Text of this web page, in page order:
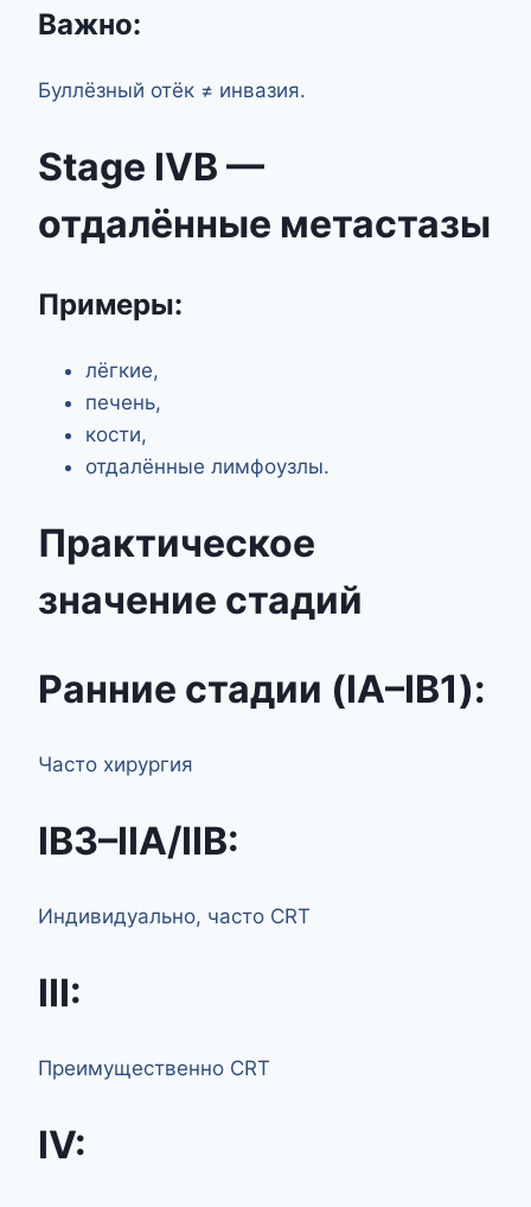
Важно:
Буллёзный отёк ≠ инвазия.
Stage IVB —
отдалённые метастазы
Примеры:
лёгкие,
печень,
кости,
отдалённые лимфоузлы.
Практическое
значение стадий
Ранние стадии (IA–IB1):
Часто хирургия
IB3–IIA/IIB:
Индивидуально, часто CRT
III:
Преимущественно CRT
IV: